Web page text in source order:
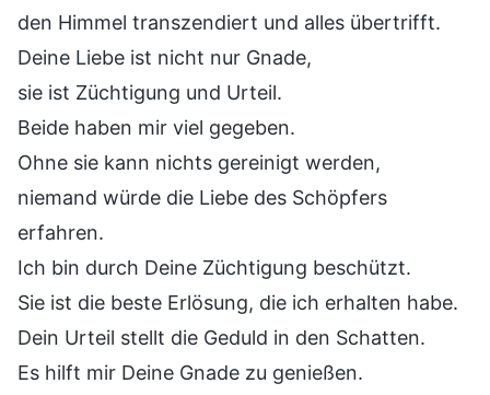
den Himmel transzendiert und alles übertrifft.
Deine Liebe ist nicht nur Gnade,
sie ist Züchtigung und Urteil.
Beide haben mir viel gegeben.
Ohne sie kann nichts gereinigt werden,
niemand würde die Liebe des Schöpfers
erfahren.
Ich bin durch Deine Züchtigung beschützt.
Sie ist die beste Erlösung, die ich erhalten habe.
Dein Urteil stellt die Geduld in den Schatten.
Es hilft mir Deine Gnade zu genießen.